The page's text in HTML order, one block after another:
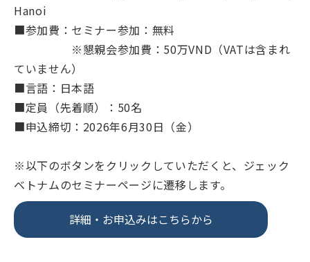
Hanoi
■参加費：セミナー参加：無料
※懇親会参加費：50万VND（VATは含まれ
ていません）
■言語：日本語
■定員（先着順）：50名
■申込締切：2026年6月30日（金）
※以下のボタンをクリックしていただくと、ジェック
ベトナムのセミナーページに遷移します。
詳細・お申込みはこちらから